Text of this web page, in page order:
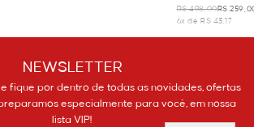
R$ 498,00R$
6x de R$ 43,17
NEWSLETTER
fique por dentro de todas as novidades, ofertas
especialmente para você, em nossa
lista VIP!